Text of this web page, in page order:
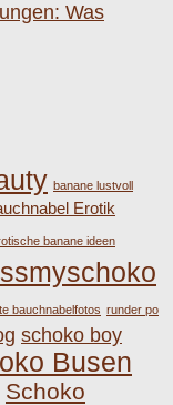
Was
banane lustvoll
Erotik
banane ideen
bauchnabelfotos runder po
schoko boy
Busen
Schoko